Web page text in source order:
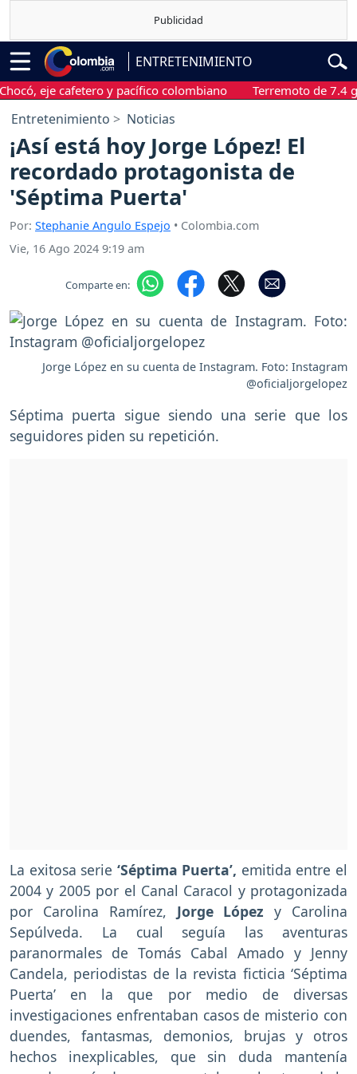
ENTRETENIMIENTO
eje cafetero y pacífico colombiano Terremoto de 7.4
Entretenimiento Noticias
¡Así está hoy Jorge López! El
recordado protagonista de
'Séptima Puerta'
Por: Stephanie Angulo Espejo • Colombia.com
Vie, 16 Ago 2024 9:19 am
Comparte en:
Jorge López en su cuenta de Instagram. Foto: Instagram
@oficialjorgelopez
Séptima puerta sigue siendo una serie que los
seguidores piden su repetición.
La exitosa serie ‘Séptima Puerta’, emitida entre el
2004 y 2005 por el Canal Caracol y protagonizada
por Carolina Ramírez, Jorge Lópezy Carolina
Sepúlveda. La cual seguía las aventuras
paranormales de Tomás Cabal Amado y Jenny
Candela, periodistas de la revista ficticia ‘Séptima
Puerta’ en la que por medio de diversas
investigaciones enfrentaban casos de misterio con
duendes, fantasmas, demonios, brujas y otros
hechos inexplicables, que sin duda mantenía